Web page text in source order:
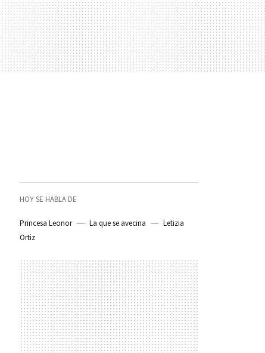
HOY SE HABLA DE
Princesa Leonor La que se avecina
Letizia
Ortiz